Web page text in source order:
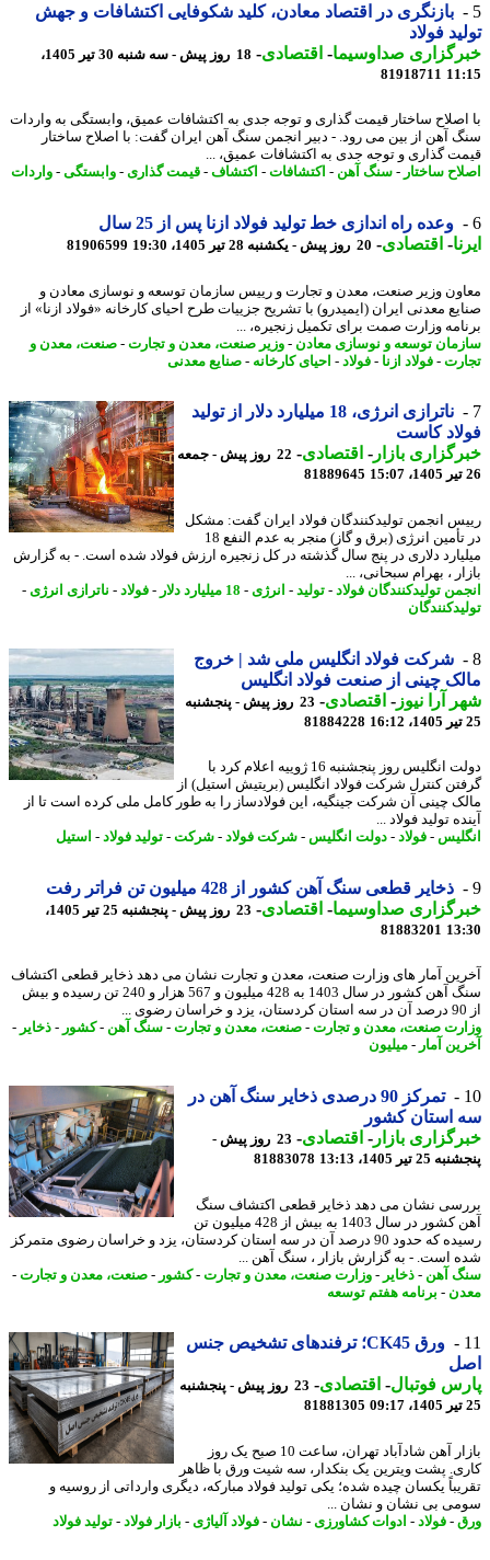
بازنگری در اقتصاد معادن، کلید شکوفایی اکتشافات و جهش
فولاد
صداوسیما-اقتصادی-
18 روز پیش - سه شنبه 30 تیر 1405،
81918711
ساختار قیمت گذاری و توجه جدی به اکتشافات عمیق، وابستگی به واردات
آهن از بین می رود. - دبیر انجمن سنگ آهن ایران گفت: با اصلاح ساختار
گذاری و توجه جدی به اکتشافات عمیق، ...
ساختار-سنگ آهن -اکتشافات-اکتشاف-قیمت گذاری- وابستگی-واردات
وعده راه اندازی خط تولید فولاد ازنا پس از 25 سال
-اقتصادی-20 روز پیش - یکشنبه 28 تیر 1405، 19:30 81906599
وزیر صنعت، معدن و تجارت و رییس سازمان توسعه و نوسازی معادن و
معدنی ایران (ایمیدرو) با تشریح جزییات طرح احیای کارخانه «فولاد ازنا» از
وزارت صمت برای تکمیل زنجیره، ...
توسعه و نوسازی معادن-وزیر صنعت، معدن و تجارت- صنعت، معدن و
- فولاد ازنا- فولاد-احیای کارخانه -صنایع معدنی
ناترازی انرژی، 18 میلیارد دلار از تولید
کاست
بازار- اقتصادی-
22 روز پیش - جمعه
81889645
انجمن تولیدکنندگان فولاد ایران گفت: مشکل
در تأمین انرژی (برق و گاز) منجر به عدم النفع 18
دلاری در پنج سال گذشته در کل زنجیره ارزش فولاد شده است. - به گزارش
، بهرام سبحانی، ...
تولیدکنندگان فولاد-تولید-انرژی-18 میلیارد دلار -فولاد-ناترازی انرژی-
شرکت فولاد انگلیس ملی شد | خروج
چینی از صنعت فولاد انگلیس
آرا نیوز-اقتصادی-
23 روز پیش - پنجشنبه
81884228
دولت انگلیس روز پنجشنبه 16 ژوییه اعلام کرد با
کنترل شرکت فولاد انگلیس (بریتیش استیل) از
چینی آن شرکت جینگیه، این فولادساز را به طور کامل ملی کرده است تا از
تولید فولاد ...
-فولاد-دولت انگلیس-شرکت فولاد-شرکت-تولید فولاد-استیل
ذخایر قطعی سنگ آهن کشور از 428 میلیون تن فراتر رفت
صداوسیما-اقتصادی-
23 روز پیش - پنجشنبه 25 تیر 1405،
81883201
آمار های وزارت صنعت، معدن و تجارت نشان می دهد ذخایر قطعی اکتشاف
سنگ آهن کشور در سال 1403 به 428 میلیون و 567 هزار و 240 تن رسیده و بیش
صنعت، معدن و تجارت- صنعت، معدن و تجارت- سنگ آهن -کشور-ذخایر-
آمار -میلیون
تمرکز 90 درصدی ذخایر سنگ آهن در
استان کشور
بازار- اقتصادی-
23 روز پیش -
تیر 1405، 13:13
81883078
نشان می دهد ذخایر قطعی اکتشاف سنگ
آهن کشور در سال 1403 به بیش از 428 میلیون تن
رسیده که حدود 90 درصد آن در سه استان کردستان، یزد و خراسان رضوی متمرکز
است. - به گزارش بازار ، سنگ آهن ...
آهن -ذخایر-وزارت صنعت، معدن و تجارت- کشور-صنعت، معدن و تجارت-
-برنامه هفتم توسعه
ورق CK45؛ ترفندهای تشخیص جنس
فوتبال-اقتصادی-
23 روز پیش - پنجشنبه
81881305
بازار آهن شادآباد تهران، ساعت 10 صبح یک روز
پشت ویترین یک بنکدار، سه شیت ورق با ظاهر
یکسان چیده شده؛ یکی تولید فولاد مبارکه، دیگری وارداتی از روسیه و
بی نشان و نشان ...
- فولاد-ادوات کشاورزی- نشان-فولاد آلیاژی-بازار فولاد-تولید فولاد